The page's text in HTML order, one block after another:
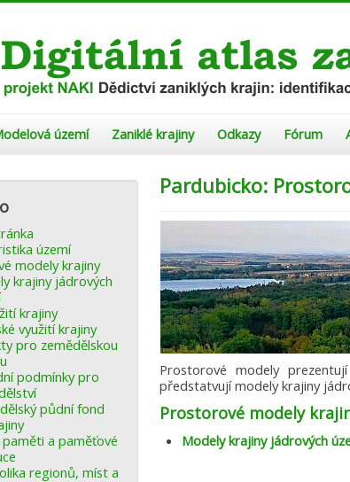
území Zaniklé krajiny Odkazy Fórum
území
modely krajiny
krajiny jádrových
krajiny
využití krajiny
pro zemědělskou
podmínky pro
půdní fond
a paměťové
regionů, míst a
Pardubicko:
Prostorové modely
předstatvují modely krajiny
Prostorové modely
Modely krajiny jádrových